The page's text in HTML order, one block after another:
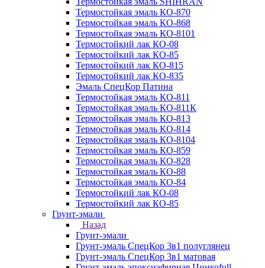
Термостойкая эмаль КО-870
Термостойкая эмаль КО-868
Термостойкая эмаль КО-8101
Термостойкий лак КО-08
Термостойкий лак КО-85
Термостойкий лак КО-815
Термостойкий лак КО-835
Эмаль СпецКор Патина
Термостойкая эмаль КО-811
Термостойкая эмаль КО-811К
Термостойкая эмаль КО-813
Термостойкая эмаль КО-814
Термостойкая эмаль КО-8104
Термостойкая эмаль КО-859
Термостойкая эмаль КО-828
Термостойкая эмаль КО-88
Термостойкая эмаль КО-84
Термостойкий лак КО-08
Термостойкий лак КО-85
Грунт-эмали
Назад
Грунт-эмали
Грунт-эмаль СпецКор 3в1 полуглянец
Грунт-эмаль СпецКор 3в1 матовая